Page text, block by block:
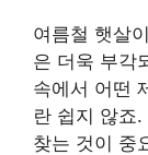
여름철 햇살
은 더욱 부각
속에서 어떤
란 쉽지 않죠
찾는 것이 중